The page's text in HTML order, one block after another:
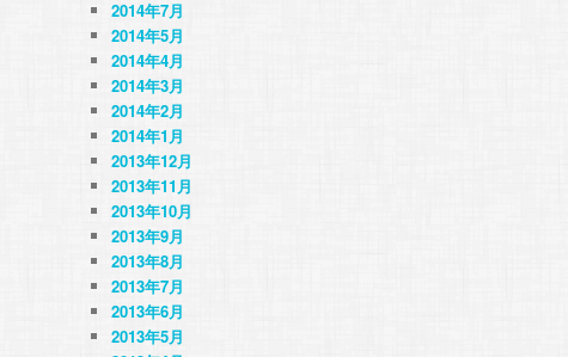
2014年7月
2014年5月
2014年4月
2014年3月
2014年2月
2014年1月
2013年12月
2013年11月
2013年10月
2013年9月
2013年8月
2013年7月
2013年6月
2013年5月